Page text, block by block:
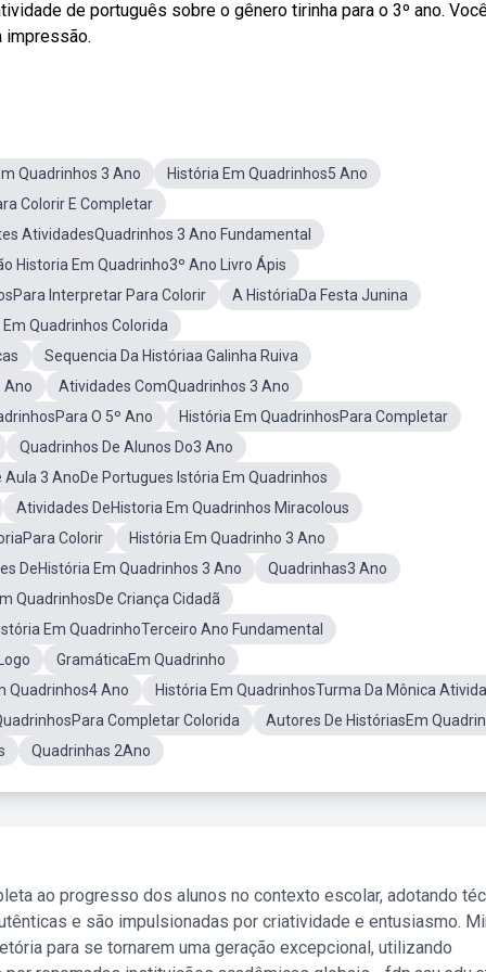
de português sobre o gênero tirinha para o 3º ano.
impressão.
Quadrinhos 3 Ano
História Em Quadrinhos5 Ano
Colorir E Completar
AtividadesQuadrinhos 3 Ano Fundamental
Historia Em Quadrinho3º Ano Livro Ápis
Interpretar Para Colorir
A HistóriaDa Festa Junina
Quadrinhos Colorida
Sequencia Da Históriaa Galinha Ruiva
Ano
Atividades ComQuadrinhos 3 Ano
O 5º Ano
História Em QuadrinhosPara Completar
Quadrinhos De Alunos Do3 Ano
Aula 3 AnoDe Portugues Istória Em Quadrinhos
Atividades DeHistoria Em Quadrinhos Miracolous
Colorir
História Em Quadrinho 3 Ano
DeHistória Em Quadrinhos 3 Ano
Quadrinhas3 Ano
QuadrinhosDe Criança Cidadã
Em QuadrinhoTerceiro Ano Fundamental
GramáticaEm Quadrinho
Quadrinhos4 Ano
História Em QuadrinhosTurma Da Mônica
Completar Colorida
Autores De HistóriasEm
Quadrinhas 2Ano
ao progresso dos alunos no contexto escolar, adotando
e são impulsionadas por criatividade e entusiasmo.
para se tornarem uma geração excepcional, utilizando